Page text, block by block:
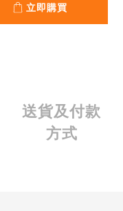
立即購買
送貨及付款
方式